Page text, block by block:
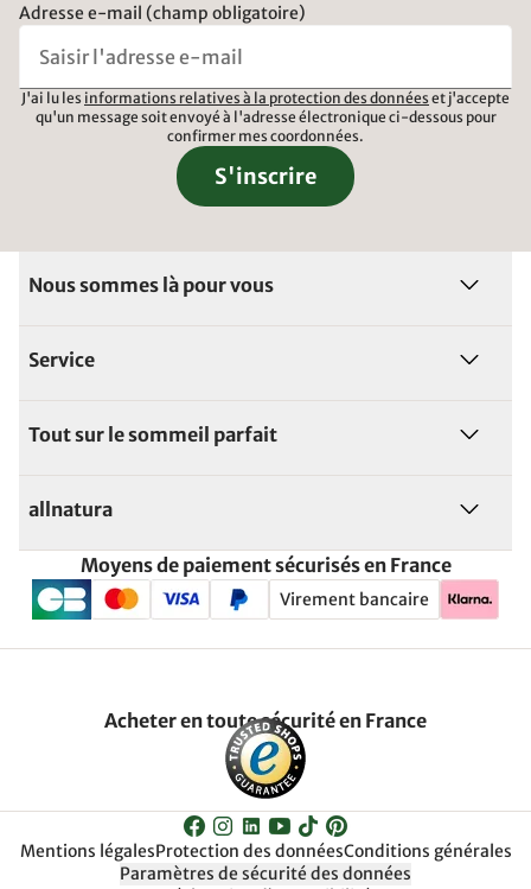
Adresse e-mail (champ obligatoire)
J'ai lu les informations relatives à la protection des données et j'accepte
qu'un message soit envoyé à l'adresse électronique ci-dessous pour
confirmer mes coordonnées.
S'inscrire
Nous sommes là pour vous
Service
Tout sur le sommeil parfait
allnatura
Moyens de paiement sécurisés en France
Virement bancaire
Acheter en toute sécurité en France
Mentions légalesProtection des donnéesConditions générales
Paramètres de sécurité des données